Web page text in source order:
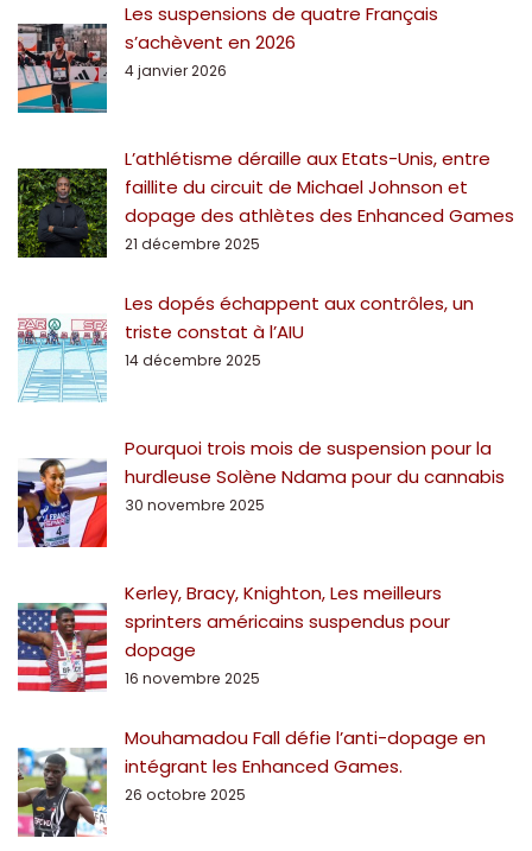
Les suspensions de quatre Français
s’achèvent en 2026
4 janvier 2026
L’athlétisme déraille aux Etats-Unis, entre
faillite du circuit de Michael Johnson et
dopage des athlètes des Enhanced Games
21 décembre 2025
Les dopés échappent aux contrôles, un
triste constat à l’AIU
14 décembre 2025
Pourquoi trois mois de suspension pour la
hurdleuse Solène Ndama pour du cannabis
30 novembre 2025
Kerley, Bracy, Knighton, Les meilleurs
sprinters américains suspendus pour
dopage
16 novembre 2025
Mouhamadou Fall défie l’anti-dopage en
intégrant les Enhanced Games.
26 octobre 2025